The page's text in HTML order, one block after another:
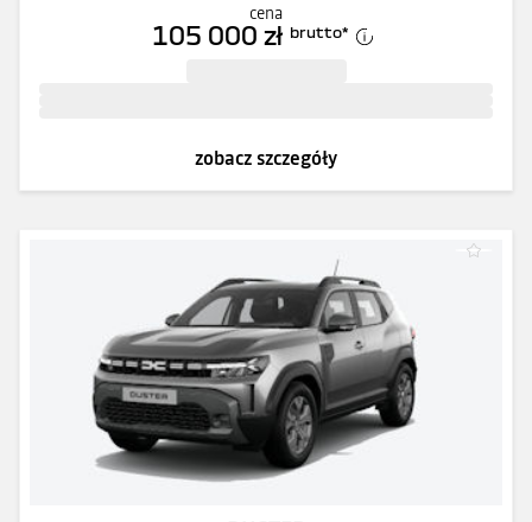
cena
105 000 zł brutto*
zobacz szczegóły